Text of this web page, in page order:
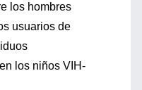
los hombres
usuarios de
los niños VIH-